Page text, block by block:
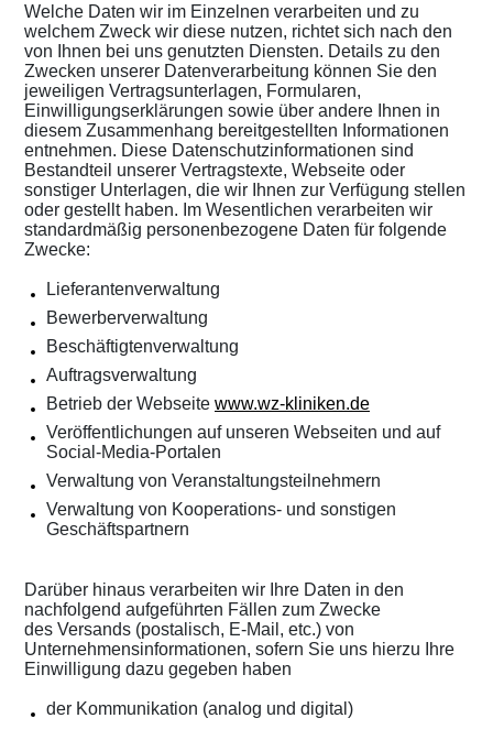
Welche Daten wir im Einzelnen verarbeiten und zu
welchem Zweck wir diese nutzen, richtet sich nach den
von Ihnen bei uns genutzten Diensten. Details zu den
Zwecken unserer Datenverarbeitung können Sie den
jeweiligen Vertragsunterlagen, Formularen,
Einwilligungserklärungen sowie über andere Ihnen in
diesem Zusammenhang bereitgestellten Informationen
entnehmen. Diese Datenschutzinformationen sind
Bestandteil unserer Vertragstexte, Webseite oder
sonstiger Unterlagen, die wir Ihnen zur Verfügung stellen
oder gestellt haben. Im Wesentlichen verarbeiten wir
standardmäßig personenbezogene Daten für folgende
Zwecke:
Lieferantenverwaltung
Bewerberverwaltung
Beschäftigtenverwaltung
Auftragsverwaltung
Betrieb der Webseite www.wz-kliniken.de
Veröffentlichungen auf unseren Webseiten und auf
Social-Media-Portalen
Verwaltung von Veranstaltungsteilnehmern
Verwaltung von Kooperations- und sonstigen
Geschäftspartnern
Darüber hinaus verarbeiten wir Ihre Daten in den
nachfolgend aufgeführten Fällen zum Zwecke
des Versands (postalisch, E-Mail, etc.) von
Unternehmensinformationen, sofern Sie uns hierzu Ihre
Einwilligung dazu gegeben haben
der Kommunikation (analog und digital)